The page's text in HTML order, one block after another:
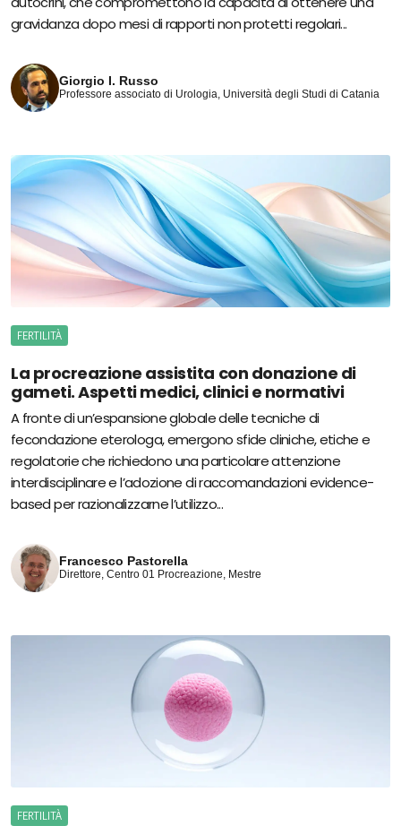
gravidanza dopo mesi di rapporti non protetti regolari...
Giorgio I. Russo
Professore associato di Urologia, Università degli Studi di Catania
FERTILITÀ
La procreazione assistita con donazione di
gameti. Aspetti medici, clinici e normativi
A fronte di un’espansione globale delle tecniche di
fecondazione eterologa, emergono sfide cliniche, etiche e
regolatorie che richiedono una particolare attenzione
interdisciplinare e l’adozione di raccomandazioni evidence-
based per razionalizzarne l’utilizzo...
Francesco Pastorella
Direttore, Centro 01 Procreazione, Mestre
FERTILITÀ